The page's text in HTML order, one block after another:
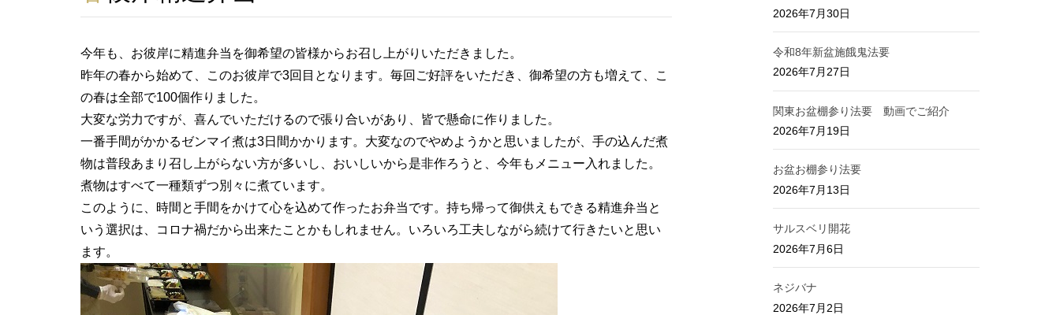
今年も、お彼岸に精進弁当を御希望の皆様からお召し上がりいただきました。
昨年の春から始めて、このお彼岸で3回目となります。毎回ご好評をいただき、御希望の方も増えて、こ
の春は全部で100個作りました。
大変な労力ですが、喜んでいただけるので張り合いがあり、皆で懸命に作りました。
一番手間がかかるゼンマイ煮は3日間かかります。大変なのでやめようかと思いましたが、手の込んだ煮
物は普段あまり召し上がらない方が多いし、おいしいから是非作ろうと、今年もメニュー入れました。
煮物はすべて一種類ずつ別々に煮ています。
このように、時間と手間をかけて心を込めて作ったお弁当です。持ち帰って御供えもできる精進弁当と
いう選択は、コロナ禍だから出来たことかもしれません。いろいろ工夫しながら続けて行きたいと思い
ます。
2026年7月30日
令和8年新盆施餓鬼法要
2026年7月27日
関東お盆棚参り法要 動画でご紹介
2026年7月19日
お盆お棚参り法要
2026年7月13日
サルスベリ開花
2026年7月6日
ネジバナ
2026年7月2日